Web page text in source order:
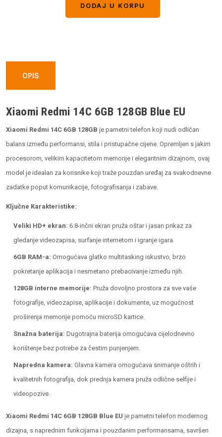
DODAJ U KORPU
OPIS
Xiaomi Redmi 14C 6GB 128GB Blue EU
Xiaomi Redmi 14C 6GB 128GB je pametni telefon koji nudi odličan
balans između performansi, stila i pristupačne cijene. Opremljen s jakim
procesorom, velikim kapacitetom memorije i elegantnim dizajnom, ovaj
model je idealan za korisnike koji traže pouzdan uređaj za svakodnevne
zadatke poput komunikacije, fotografisanja i zabave.
Ključne Karakteristike:
Veliki HD+ ekran: 6.8-inčni ekran pruža oštar i jasan prikaz za
gledanje videozapisa, surfanje internetom i igranje igara.
6GB RAM-a: Omogućava glatko multitasking iskustvo, brzo
pokretanje aplikacija i nesmetano prebacivanje između njih.
128GB interne memorije: Pruža dovoljno prostora za sve vaše
fotografije, videozapise, aplikacije i dokumente, uz mogućnost
proširenja memorije pomoću microSD kartice.
Snažna baterija: Dugotrajna baterija omogućava cijelodnevno
korištenje bez potrebe za čestim punjenjem.
Napredna kamera: Glavna kamera omogućava snimanje oštrih i
kvalitetnih fotografija, dok prednja kamera pruža odlične selfije i
videopozive.
Xiaomi Redmi 14C 6GB 128GB Blue EU je pametni telefon modernog
dizajna, s naprednim funkcijama i pouzdanim performansama, savršen